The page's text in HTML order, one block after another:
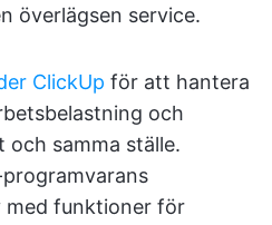
överlägsen service.
ClickUp för att hantera
och
samma ställe.
med funktioner för